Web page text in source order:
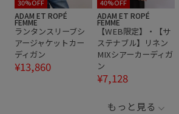
30%OFF
ADAM ET ROPÉ
FEMME
ランタンスリーブシ
アージャケットカー
ディガン
¥13,860
40%OFF
ADAM ET ROPÉ
FEMME
【WEB限定】・【サ
ステナブル】リネン
MIXシアーカーディガ
ン
¥7,128
もっと見る